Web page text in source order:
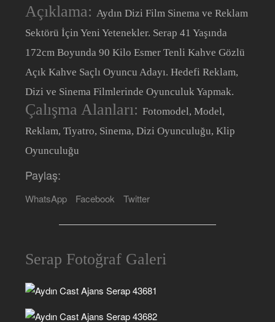
Açıklama: Aydın Dizi Film Sinema ve Reklam
Sektörü İçin Yeni Yetenekler. Serap 41 Yaşında
172cm Boyunda 90 Kilo Esmer Tenli Kahve Gözlü
Açık Kahve Saçlı Oyuncu Adayı. Hedefi Reklam,
Dizi ve Sinema Filmlerinde Oyunculuk Yapmak.
Çalışma Alanları:Fotomodel, Model,
Reklam, Tiyatro, Sinema, Dizi Oyunculuğu, Klip
Oyunculuğu
Paylaş:
WhatsApp Facebook Twitter
Serap Fotoğraf Galeri